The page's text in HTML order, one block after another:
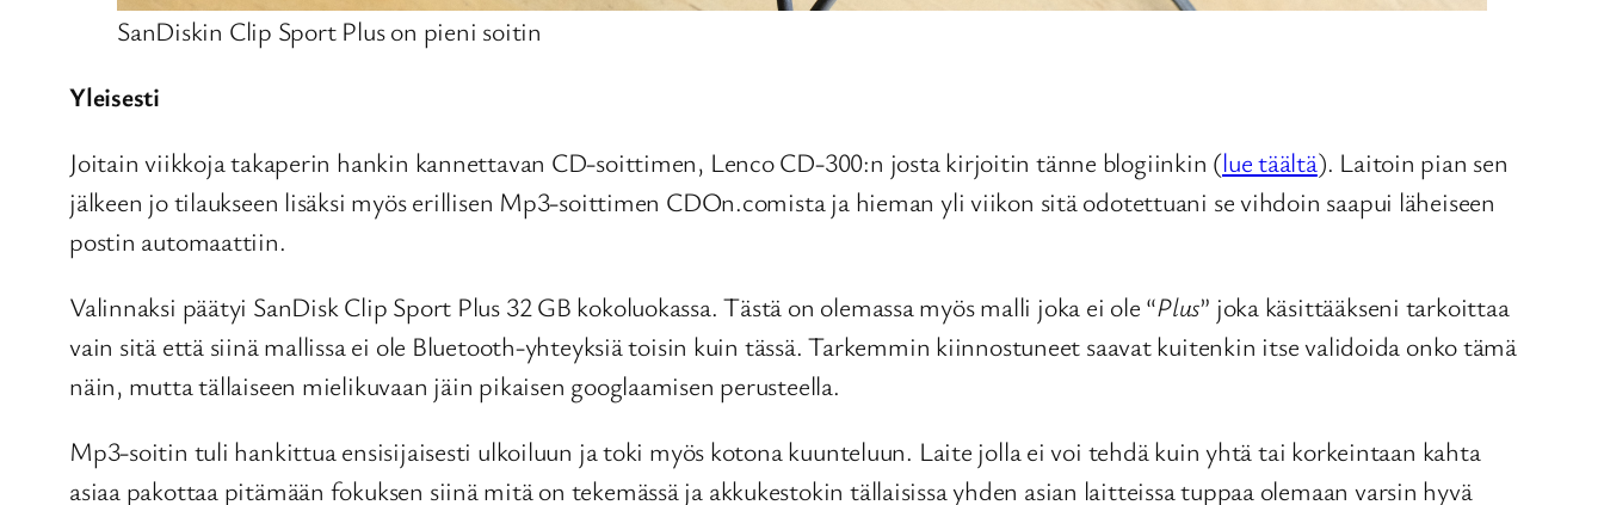
SanDiskin Clip Sport Plus on pieni soitin
Yleisesti
Joitain viikkoja takaperin hankin kannettavan CD-soittimen, Lenco CD-300:n josta kirjoitin tänne blogiinkin (lue täältä). Laitoin pian sen
jälkeen jo tilaukseen lisäksi myös erillisen Mp3-soittimen CDOn.comista ja hieman yli viikon sitä odotettuani se vihdoin saapui läheiseen
postin automaattiin.
Valinnaksi päätyi SanDisk Clip Sport Plus 32 GB kokoluokassa. Tästä on olemassa myös malli joka ei ole “Plus” joka käsittääkseni tarkoittaa
vain sitä että siinä mallissa ei ole Bluetooth-yhteyksiä toisin kuin tässä. Tarkemmin kiinnostuneet saavat kuitenkin itse validoida onko tämä
näin, mutta tällaiseen mielikuvaan jäin pikaisen googlaamisen perusteella.
Mp3-soitin tuli hankittua ensisijaisesti ulkoiluun ja toki myös kotona kuunteluun. Laite jolla ei voi tehdä kuin yhtä tai korkeintaan kahta
asiaa pakottaa pitämään fokuksen siinä mitä on tekemässä ja akkukestokin tällaisissa yhden asian laitteissa tuppaa olemaan varsin hyvä